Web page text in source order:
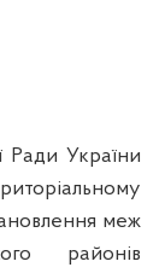
Ради України
меж
районів